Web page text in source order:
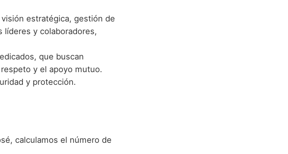
estratégica, gestión de
líderes y colaboradores,
que buscan
y el apoyo mutuo.
y protección.
calculamos el número de